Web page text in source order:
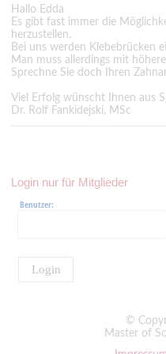
Hallo Edda
Es gibt fast immer die
herzustellen.
Bei uns werden Klebebrücken
Man muss allerdings mit
Sprechne Sie doch Ihren
Viel Erfolg wünscht Ihnen aus
Dr. Rolf Fankidejski, MSc
Login nur für Mitglieder
Benutzer:
Login
©
Master of